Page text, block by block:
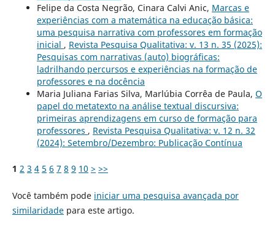
Felipe da Costa Negrão, Cinara Calvi Anic, Marcas e
experiências com a matemática na educação básica:
uma pesquisa narrativa com professores em formação
inicial , Revista Pesquisa Qualitativa: v. 13 n. 35 (2025):
Pesquisas com narrativas (auto) biográficas:
ladrilhando percursos e experiências na formação de
professores e na docência
Maria Juliana Farias Silva, Marlúbia Corrêa de Paula, O
papel do metatexto na análise textual discursiva:
primeiras aprendizagens em curso de formação para
professores , Revista Pesquisa Qualitativa: v. 12 n. 32
(2024): Setembro/Dezembro: Publicação Contínua
1 2 3 4 5 6 7 8 9 10 > >>
Você também pode iniciar uma pesquisa avançada por
similaridadepara este artigo.